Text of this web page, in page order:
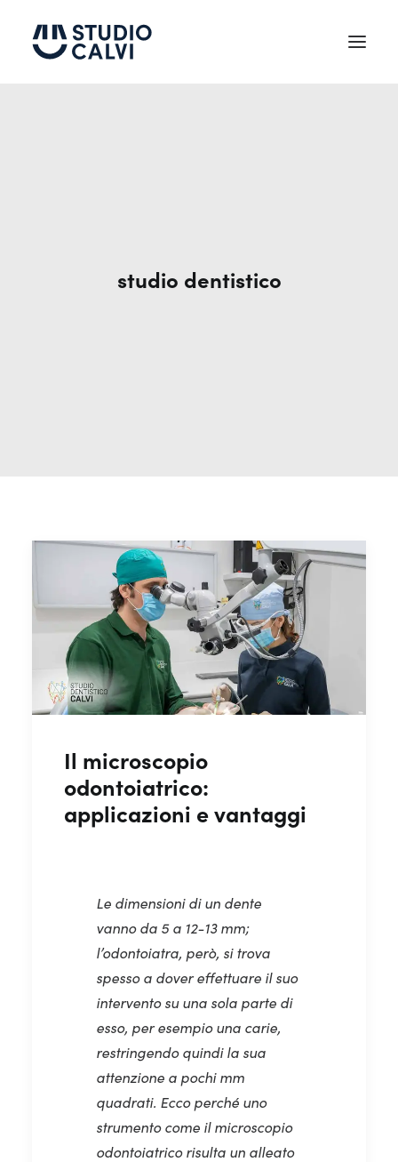
studio dentistico
Il microscopio
odontoiatrico:
applicazioni e vantaggi
Le dimensioni di un dente
vanno da 5 a 12-13 mm;
l’odontoiatra, però, si trova
spesso a dover effettuare il suo
intervento su una sola parte di
esso, per esempio una carie,
restringendo quindi la sua
attenzione a pochi mm
quadrati. Ecco perché uno
strumento come il microscopio
odontoiatrico risulta un alleato